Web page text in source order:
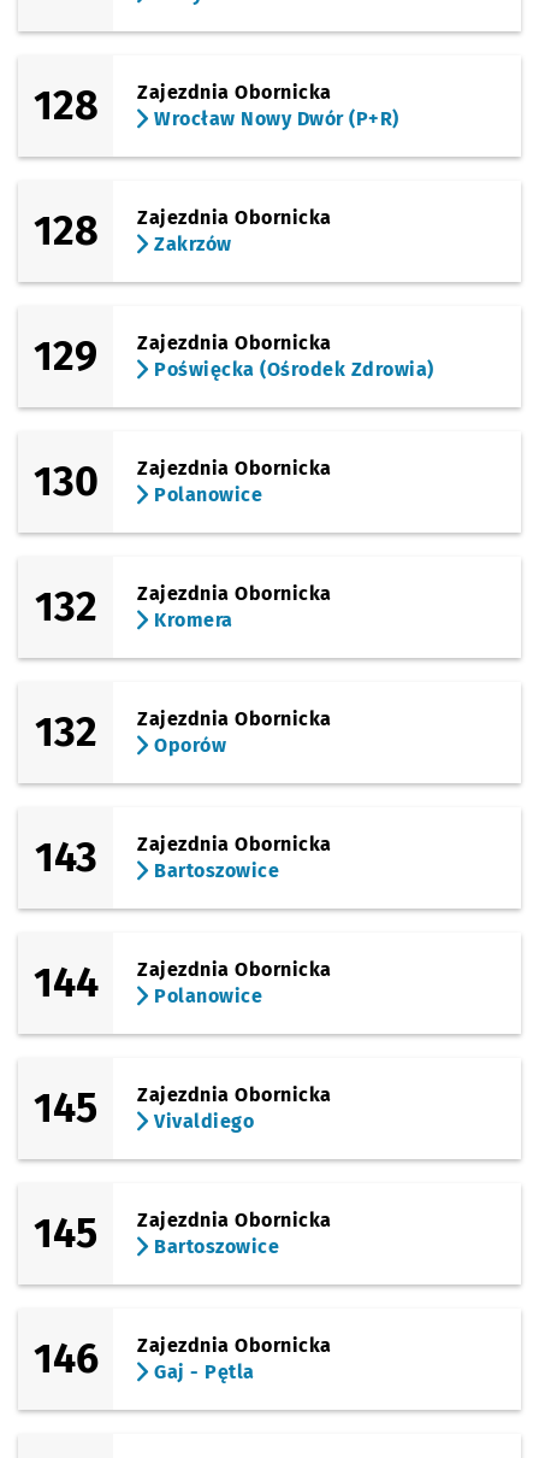
128
Zajezdnia Obornicka
Wrocław Nowy Dwór (P+R)
128
Zajezdnia Obornicka
Zakrzów
129
Zajezdnia Obornicka
Poświęcka (Ośrodek Zdrowia)
130
Zajezdnia Obornicka
Polanowice
132
Zajezdnia Obornicka
Kromera
132
Zajezdnia Obornicka
Oporów
143
Zajezdnia Obornicka
Bartoszowice
144
Zajezdnia Obornicka
Polanowice
145
Zajezdnia Obornicka
Vivaldiego
145
Zajezdnia Obornicka
Bartoszowice
146
Zajezdnia Obornicka
Gaj - Pętla